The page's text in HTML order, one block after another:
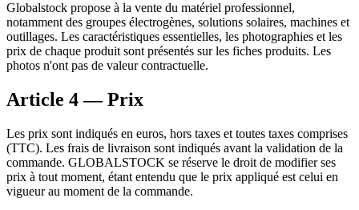
Globalstock propose à la vente du matériel professionnel,
notamment des groupes électrogènes, solutions solaires, machines et
outillages. Les caractéristiques essentielles, les photographies et les
prix de chaque produit sont présentés sur les fiches produits. Les
photos n'ont pas de valeur contractuelle.
Article 4 — Prix
Les prix sont indiqués en euros, hors taxes et toutes taxes comprises
(TTC). Les frais de livraison sont indiqués avant la validation de la
commande. GLOBALSTOCK se réserve le droit de modifier ses
prix à tout moment, étant entendu que le prix appliqué est celui en
vigueur au moment de la commande.